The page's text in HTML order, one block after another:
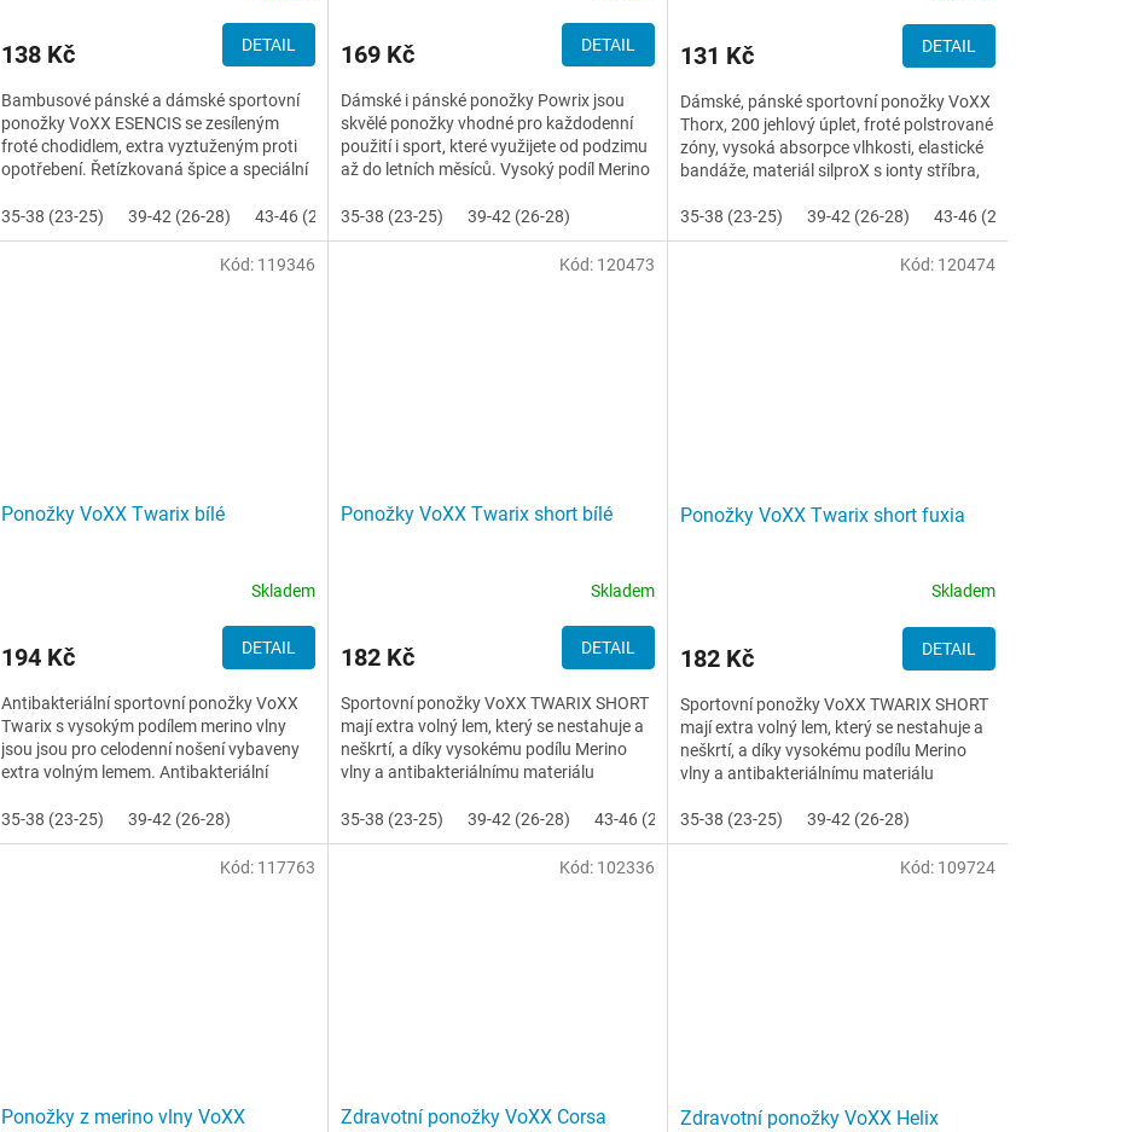
138 Kč DETAIL
Bambusové pánské a dámské sportovní
ponožky VoXX ESENCIS se zesíleným
froté chodidlem, extra vyztuženým proti
opotřebení. Řetízkovaná špice a speciální
35-38 (23-25)
39-42 (26-28) 43-46 (29-31) 47-50 (32-34)
169 Kč DETAIL
Dámské i pánské ponožky Powrix jsou
skvělé ponožky vhodné pro každodenní
použití i sport, které využijete od podzimu
až do letních měsíců. Vysoký podíl Merino
35-38 (23-25)
39-42 (26-28)
131 Kč DETAIL
Dámské, pánské sportovní ponožky VoXX
Thorx, 200 jehlový úplet, froté polstrované
zóny, vysoká absorpce vlhkosti, elastické
bandáže, materiál silproX s ionty stříbra,
35-38 (23-25)
39-42 (26-28) 43-46 (29-31)
Ponožky VoXX Twarix bílé
Skladem
194 Kč DETAIL
Antibakteriální sportovní ponožky VoXX
Twarix s vysokým podílem merino vlny
jsou jsou pro celodenní nošení vybaveny
extra volným lemem. Antibakteriální
35-38 (23-25)
39-42 (26-28)
Kód: 119346
Ponožky VoXX Twarix short bílé
Skladem
182 Kč DETAIL
Sportovní ponožky VoXX TWARIX SHORT
mají extra volný lem, který se nestahuje a
neškrtí, a díky vysokému podílu Merino
vlny a antibakteriálnímu materiálu
35-38 (23-25)
39-42 (26-28) 43-46 (29-31)
Kód: 120473
Ponožky VoXX Twarix short fuxia
Skladem
182 Kč DETAIL
Sportovní ponožky VoXX TWARIX SHORT
mají extra volný lem, který se nestahuje a
neškrtí, a díky vysokému podílu Merino
vlny a antibakteriálnímu materiálu
35-38 (23-25)
39-42 (26-28)
Kód: 120474
Ponožky z merino vlny VoXX
Kód: 117763
Zdravotní ponožky VoXX Corsa
Kód: 102336
Zdravotní ponožky VoXX Helix
Kód: 109724